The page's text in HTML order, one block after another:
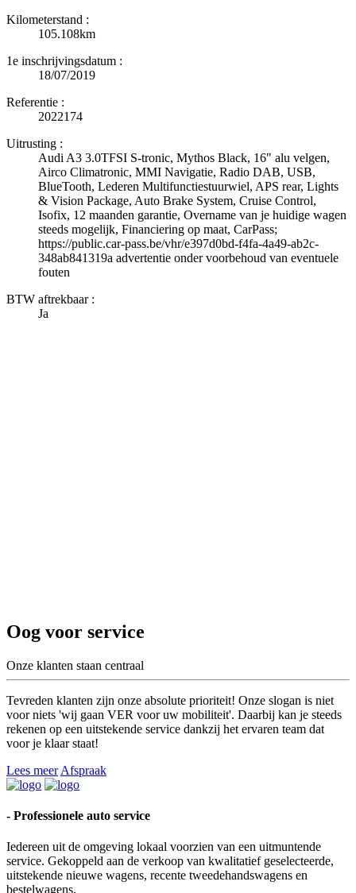
Kilometerstand :
105.108km
1e inschrijvingsdatum :
18/07/2019
Referentie :
2022174
Uitrusting :
Audi A3 3.0TFSI S-tronic, Mythos Black, 16" alu velgen,
Airco Climatronic, MMI Navigatie, Radio DAB, USB,
BlueTooth, Lederen Multifunctiestuurwiel, APS rear, Lights
& Vision Package, Auto Brake System, Cruise Control,
Isofix, 12 maanden garantie, Overname van je huidige wagen
steeds mogelijk, Financiering op maat, CarPass;
https://public.car-pass.be/vhr/e397d0bd-f4fa-4a49-ab2c-
348ab841319a advertentie onder voorbehoud van eventuele
fouten
BTW aftrekbaar :
Ja
Oog voor service
Onze klanten staan centraal
Tevreden klanten zijn onze absolute prioriteit! Onze slogan is niet
voor niets 'wij gaan VER voor uw mobiliteit'. Daarbij kan je steeds
rekenen op een uitstekende service dankzij het ervaren team dat
voor je klaar staat!
Lees meer Afspraak
- Professionele auto service
Iedereen uit de omgeving lokaal voorzien van een uitmuntende
service. Gekoppeld aan de verkoop van kwalitatief geselecteerde,
uitstekende nieuwe wagens, recente tweedehandswagens en
bestelwagens.